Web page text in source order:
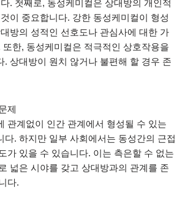
. 첫째로, 동성케미컬은 상대방의 개인적
이 중요합니다. 강한 동성케미컬이 형성
방의 성적인 선호도나 관심사에 대한 가
한, 동성케미컬은 적극적인 상호작용을
. 상대방이 원치 않거나 불편해 할 경우 존
제
관계없이 인간 관계에서 형성될 수 있는
다. 하지만 일부 사회에서는 동성간의 근접
가 있을 수 있습니다. 이는 측은할 수 없는
넓은 시야를 갖고 상대방과의 관계를 존
다.